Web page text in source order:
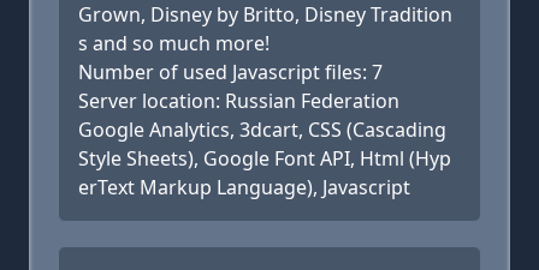
Grown, Disney by Britto, Disney Tradition
s and so much more!
Number of used Javascript files: 7
Server location: Russian Federation
Google Analytics, 3dcart, CSS (Cascading
Style Sheets), Google Font API, Html (Hyp
erText Markup Language), Javascript